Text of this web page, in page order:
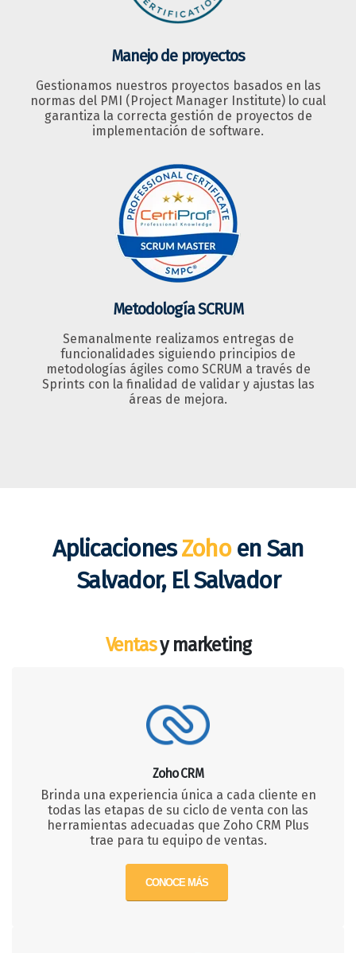
Manejo de proyectos
Gestionamos nuestros proyectos basados en las
normas del PMI (Project Manager Institute) lo cual
garantiza la correcta gestión de proyectos de
implementación de software.
Metodología SCRUM
Semanalmente realizamos entregas de
funcionalidades siguiendo principios de
metodologías ágiles como SCRUM a través de
Sprints con la finalidad de validar y ajustas las
áreas de mejora.
AplicacionesZohoen San
Salvador, El Salvador
Ventasy marketing
Zoho CRM
Brinda una experiencia única a cada cliente en
todas las etapas de su ciclo de venta con las
herramientas adecuadas que Zoho CRM Plus
trae para tu equipo de ventas.
CONOCE MÁS